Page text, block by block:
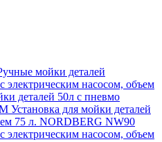
мойки деталей
электрическим насосом, объем
деталей 50л с пневмо
Установка для мойки деталей
75 л. NORDBERG NW90
электрическим насосом, объем